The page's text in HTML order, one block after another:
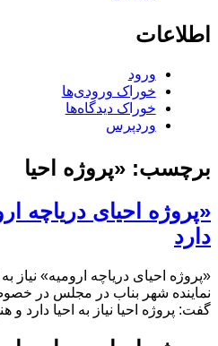
اطلاعات
ورود
خوراک ورودی‌ها
خوراک دیدگاه‌ها
وردپرس
برچسب: «پروژه احیا
«پروژه احیای دریاچه
دارد
«پروژه احیای دریاچه ارومیه» نیاز به
نماینده شهر بناب در مجلس در
گفت: پروژه احیا نیاز به احیا دارد